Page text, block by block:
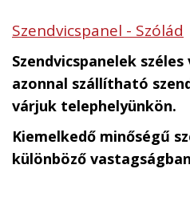
Szendvicspanel - Szólád
Szendvicspanelek
azonnal szállítható
várjuk telephelyünkön.
Kiemelkedő minőségű
különböző